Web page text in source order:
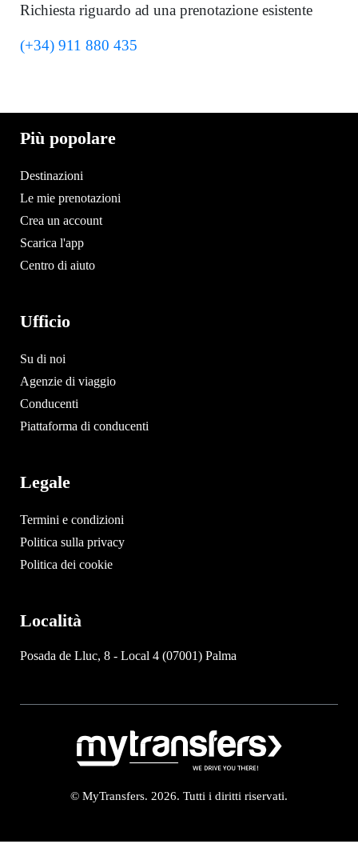
Richiesta riguardo ad una prenotazione esistente
(+34) 911 880 435
Più popolare
Destinazioni
Le mie prenotazioni
Crea un account
Scarica l'app
Centro di aiuto
Ufficio
Su di noi
Agenzie di viaggio
Conducenti
Piattaforma di conducenti
Legale
Termini e condizioni
Politica sulla privacy
Politica dei cookie
Località
Posada de Lluc, 8 - Local 4 (07001) Palma
© MyTransfers. 2026. Tutti i diritti riservati.